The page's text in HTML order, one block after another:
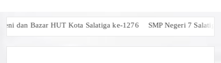
Bazar HUT Kota Salatiga ke-1276 SMP Negeri 7 Salatiga Raih